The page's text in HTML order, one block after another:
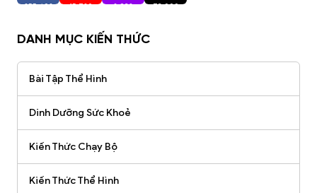
255,402 15,720 2,938 73,000
DANH MỤC KIẾN THỨC
Bài Tập Thể Hình
Dinh Dưỡng Sức Khoẻ
Kiến Thức Chạy Bộ
Kiến Thức Thể Hình